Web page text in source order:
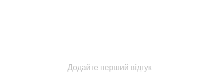
Додайте перший відгук